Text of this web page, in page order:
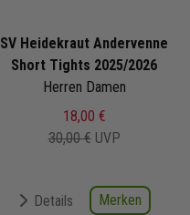
SV Heidekraut Andervenne
Short Tights 2025/2026
Herren Damen
18,00 €
30,00 € UVP
Details Merken